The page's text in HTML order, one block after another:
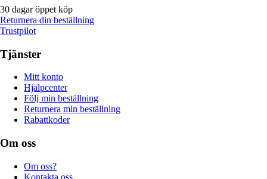
30 dagar öppet köp
Returnera din beställning
Trustpilot
Tjänster
Mitt konto
Hjälpcenter
Följ min beställning
Returnera min beställning
Rabattkoder
Om oss
Om oss?
Kontakta oss